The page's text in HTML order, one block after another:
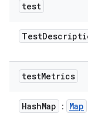
test
Test
testMetrics
HashMap : Map